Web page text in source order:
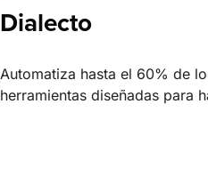
Dialecto
Automatiza hasta el 60% de
herramientas diseñadas para